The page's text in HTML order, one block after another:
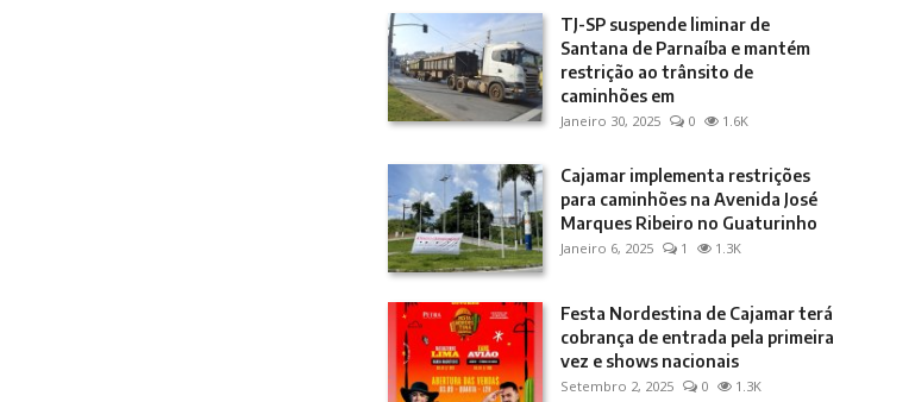
TJ-SP suspende liminar de
Santana de Parnaíba e mantém
restrição ao trânsito de
caminhões em
Janeiro 30, 2025 0 1.6K
Cajamar implementa restrições
para caminhões na Avenida José
Marques Ribeiro no Guaturinho
Janeiro 6, 2025 1 1.3K
Festa Nordestina de Cajamar terá
cobrança de entrada pela primeira
vez e shows nacionais
Setembro 2, 2025 0 1.3K